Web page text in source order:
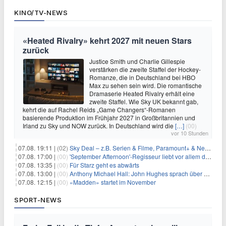
KINO/TV-NEWS
«Heated Rivalry» kehrt 2027 mit neuen Stars
zurück
Justice Smith und Charlie Gillespie
verstärken die zweite Staffel der Hockey-
Romanze, die in Deutschland bei HBO
Max zu sehen sein wird. Die romantische
Dramaserie Heated Rivalry erhält eine
zweite Staffel. Wie Sky UK bekannt gab,
kehrt die auf Rachel Reids „Game Changers“-Romanen
basierende Produktion im Frühjahr 2027 in Großbritannien und
Irland zu Sky und NOW zurück. In Deutschland wird die […] (00)
vor 10 Stunden
07.08. 19:11 | (02) Sky Deal – z.B. Serien & Filme, Paramount+ & Netflix für 19,99€/Monat
07.08. 17:00 | (00) 'September Afternoon'-Regisseur liebt vor allem die 'Banalität' in seinen Filmen
07.08. 13:35 | (00) Für Starz geht es abwärts
07.08. 13:00 | (00) Anthony Michael Hall: John Hughes sprach über eine Fortsetzung von 'The Breakfast Club'
07.08. 12:15 | (00) «Madden» startet im November
SPORT-NEWS